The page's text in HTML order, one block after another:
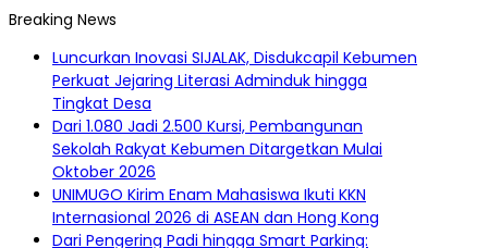
Breaking News
Luncurkan Inovasi SIJALAK, Disdukcapil Kebumen
Perkuat Jejaring Literasi Adminduk hingga
Tingkat Desa
Dari 1.080 Jadi 2.500 Kursi, Pembangunan
Sekolah Rakyat Kebumen Ditargetkan Mulai
Oktober 2026
UNIMUGO Kirim Enam Mahasiswa Ikuti KKN
Internasional 2026 di ASEAN dan Hong Kong
Dari Pengering Padi hingga Smart Parking: